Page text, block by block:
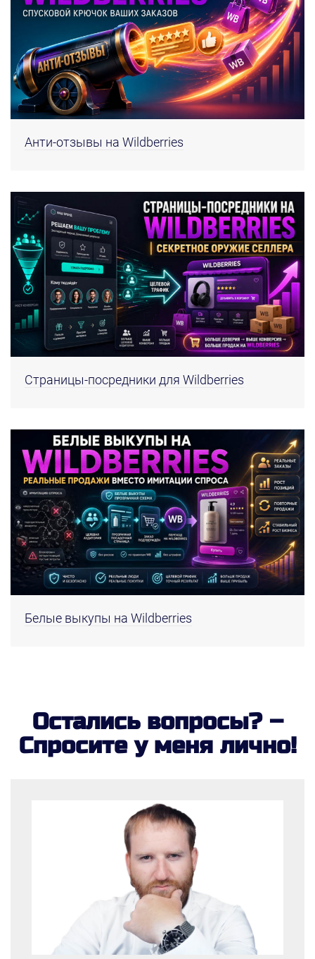
Анти-отзывы на Wildberries
Страницы-посредники для Wildberries
Белые выкупы на Wildberries
Остались вопросы? –
Спросите у меня лично!